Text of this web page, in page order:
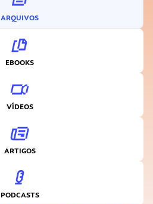
ARQUIVOS
EBOOKS
VÍDEOS
ARTIGOS
PODCASTS